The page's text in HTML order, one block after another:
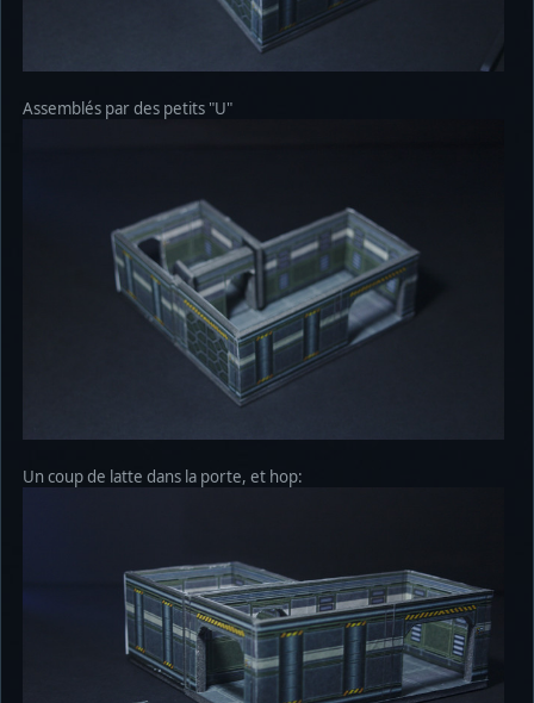
Assemblés par des petits "U"
Un coup de latte dans la porte, et hop: